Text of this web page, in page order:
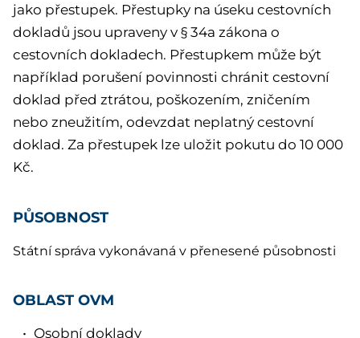
jako přestupek. Přestupky na úseku cestovních
dokladů jsou upraveny v § 34a zákona o
cestovních dokladech. Přestupkem může být
například porušení povinnosti chránit cestovní
doklad před ztrátou, poškozením, zničením
nebo zneužitím, odevzdat neplatný cestovní
doklad. Za přestupek lze uložit pokutu do 10 000
Kč.
PŮSOBNOST
Státní správa vykonávaná v přenesené působnosti
OBLAST OVM
Osobní doklady